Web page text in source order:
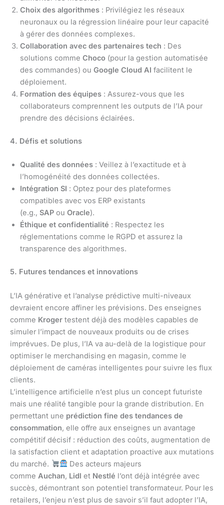
Choix des algorithmes : Privilégiez les réseaux
neuronaux ou la régression linéaire pour leur capacité
à gérer des données complexes.
Collaboration avec des partenaires tech : Des
solutions comme Choco (pour la gestion automatisée
des commandes) ou Google Cloud AI facilitent le
déploiement.
Formation des équipes : Assurez-vous que les
collaborateurs comprennent les outputs de l’IA pour
prendre des décisions éclairées.
4. Défis et solutions
Qualité des données : Veillez à l’exactitude et à
l’homogénéité des données collectées.
Intégration SI : Optez pour des plateformes
compatibles avec vos ERP existants
(e.g., SAP ou Oracle).
Éthique et confidentialité : Respectez les
réglementations comme le RGPD et assurez la
transparence des algorithmes.
5. Futures tendances et innovations
L’IA générative et l’analyse prédictive multi-niveaux
devraient encore affiner les prévisions. Des enseignes
comme Kroger testent déjà des modèles capables de
simuler l’impact de nouveaux produits ou de crises
imprévues. De plus, l’IA va au-delà de la logistique pour
optimiser le merchandising en magasin, comme le
déploiement de caméras intelligentes pour suivre les flux
clients.
L’intelligence artificielle n’est plus un concept futuriste
mais une réalité tangible pour la grande distribution. En
permettant une prédiction fine des tendances de
consommation, elle offre aux enseignes un avantage
compétitif décisif : réduction des coûts, augmentation de
la satisfaction client et adaptation proactive aux mutations
du marché.
Des acteurs majeurs
comme Auchan, Lidl et Nestlé l’ont déjà intégrée avec
succès, démontrant son potentiel transformateur. Pour les
retailers, l’enjeu n’est plus de savoir s’il faut adopter l’IA,